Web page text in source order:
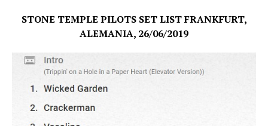
STONE TEMPLE PILOTS SET LIST FRANKFURT,
ALEMANIA, 26/06/2019